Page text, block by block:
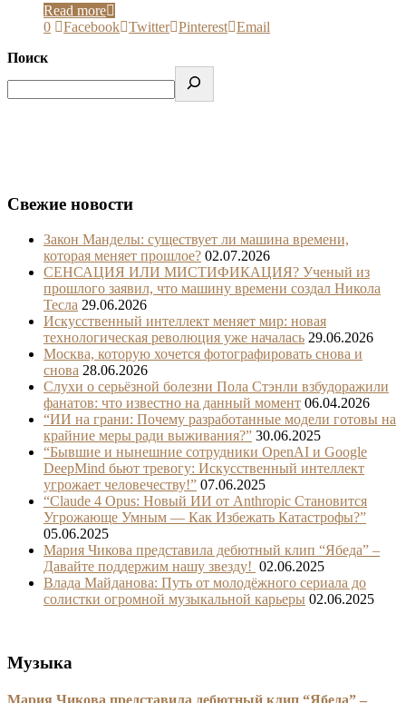
Read more
0
Facebook Twitter Pinterest Email
Поиск
Свежие новости
Закон Манделы: существует ли машина времени,
которая меняет прошлое? 02.07.2026
СЕНСАЦИЯ ИЛИ МИСТИФИКАЦИЯ? Ученый из
прошлого заявил, что машину времени создал Никола
Тесла 29.06.2026
Искусственный интеллект меняет мир: новая
технологическая революция уже началась 29.06.2026
Москва, которую хочется фотографировать снова и
снова 28.06.2026
Слухи о серьёзной болезни Пола Стэнли взбудоражили
фанатов: что известно на данный момент 06.04.2026
“ИИ на грани: Почему разработанные модели готовы на
крайние меры ради выживания?” 30.06.2025
“Бывшие и нынешние сотрудники OpenAI и Google
DeepMind бьют тревогу: Искусственный интеллект
угрожает человечеству!” 07.06.2025
“Claude 4 Opus: Новый ИИ от Anthropic Становится
Угрожающе Умным — Как Избежать Катастрофы?”
05.06.2025
Мария Чикова представила дебютный клип “Ябеда” –
Давайте поддержим нашу звезду! 02.06.2025
Влада Майданова: Путь от молодёжного сериала до
солистки огромной музыкальной карьеры 02.06.2025
Музыка
Мария Чикова представила дебютный клип “Ябеда” –